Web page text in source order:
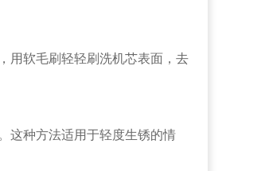
用软毛刷轻轻刷洗机芯表面，去
这种方法适用于轻度生锈的情